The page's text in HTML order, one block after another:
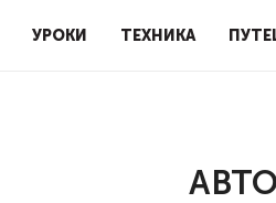
УРОКИ ТЕХНИКА